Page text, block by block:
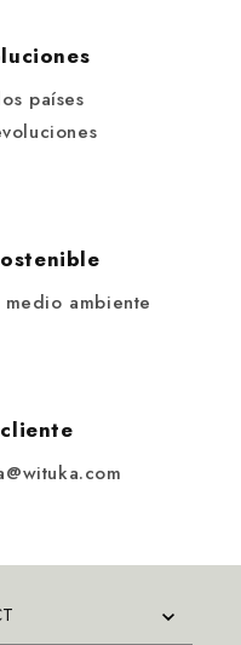
países
ambiente